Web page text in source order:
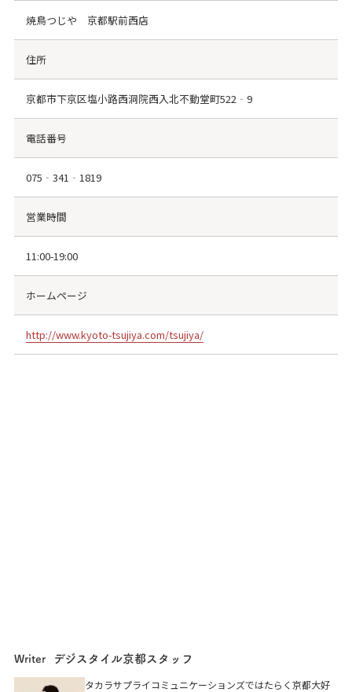
焼鳥つじや 京都駅前西店
住所
京都市下京区塩小路西洞院西入北不動堂町522‐9
電話番号
075‐341‐1819
営業時間
11:00-19:00
ホームページ
http://www.kyoto-tsujiya.com/tsujiya/
Writer デジスタイル京都スタッフ
タカラサプライコミュニケーションズではたらく京都大好